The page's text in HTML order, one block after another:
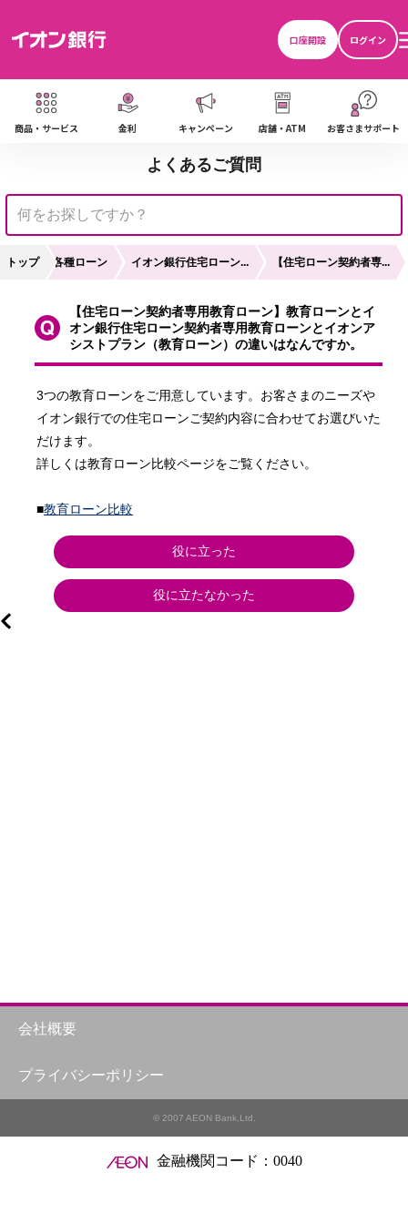
口座開設
ログイン
商品・サービス 金利 キャンペーン 店舗・ATM お客さまサポート
よくあるご質問
トップ 各種ローン イオン銀行住宅ローン... 【住宅ローン契約者専...
【住宅ローン契約者専用教育ローン】教育ローンとイ
オン銀行住宅ローン契約者専用教育ローンとイオンア
シストプラン（教育ローン）の違いはなんですか。
3つの教育ローンをご用意しています。お客さまのニーズや
イオン銀行での住宅ローンご契約内容に合わせてお選びいた
だけます。
詳しくは教育ローン比較ページをご覧ください。
■教育ローン比較
役に立った
役に立たなかった
会社概要
プライバシーポリシー
© 2007 AEON Bank,Ltd.
金融機関コード：0040